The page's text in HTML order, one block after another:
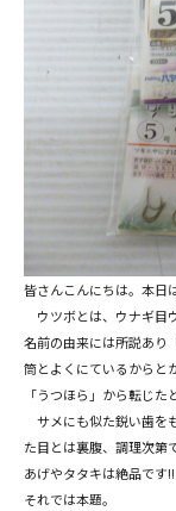
皆さんこんにちは。本日
ウツボとは、ウナギ目
名前の由来には所説あり
筒とよくにているからと
「うつほら」から転じた
サメにも似た鋭い歯を
た目とは裏腹、調理次第
あげやタタキは絶品です!!
それでは本題。